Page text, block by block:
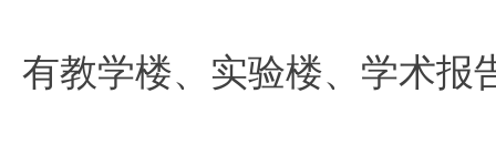
有教学楼、实验楼、学术报